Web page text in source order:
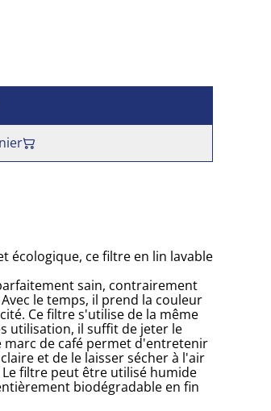
écologique, ce filtre en lin lavable
sain, contrairement
le temps, il prend la couleur
Ce filtre s'utilise de la même
utilisation, il suffit de jeter le
marc de café permet d'entretenir
et de le laisser sécher à l'air
Le filtre peut être utilisé humide
biodégradable en fin